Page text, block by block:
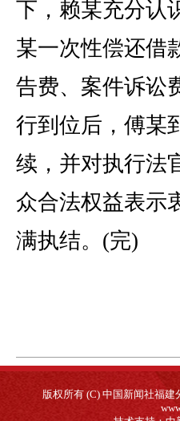
下，赖某充分认
某一次性偿还借
告费、案件诉讼
行到位后，傅某
续，并对执行法
众合法权益表示
满执结。(完)
版权所有 (C) 中国新闻社福